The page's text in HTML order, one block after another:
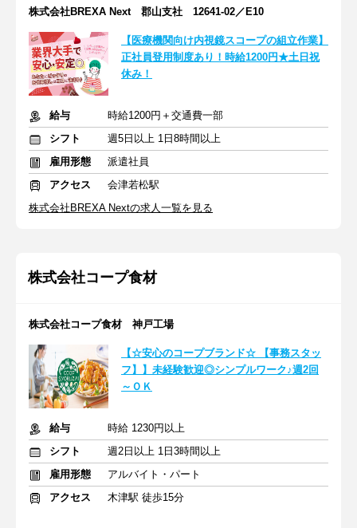
株式会社BREXA Next 郡山支社 12641-02／E10
【医療機関向け内視鏡スコープの組立作業】
正社員登用制度あり！時給1200円★土日祝
休み！
給与
時給1200円＋交通費一部
シフト
週5日以上 1日8時間以上
雇用形態
派遣社員
アクセス
会津若松駅
株式会社BREXA Nextの求人一覧を見る
株式会社コープ食材
株式会社コープ食材 神戸工場
【☆安心のコープブランド☆ 【事務スタッ
フ】】未経験歓迎◎シンプルワーク♪週2回
～ＯＫ
給与
時給 1230円以上
シフト
週2日以上 1日3時間以上
雇用形態
アルバイト・パート
アクセス
木津駅 徒歩15分